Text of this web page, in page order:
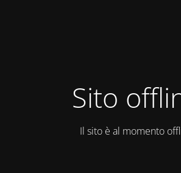
Sito
Il sito è al momento